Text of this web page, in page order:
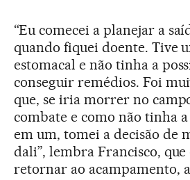
“Eu comecei a planejar a
quando fiquei doente. Tive
estomacal e não tinha a
conseguir remédios. Foi
que, se iria morrer no
combate e como não tinha
em um, tomei a decisão de
dali”, lembra Francisco,
retornar ao acampamento,